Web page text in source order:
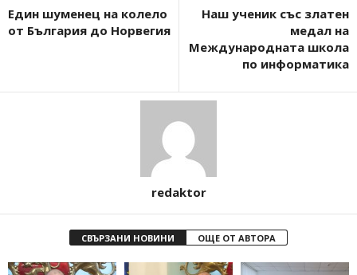
Един шуменец на колело
от България до Норвегия
Наш ученик със златен
медал на
Международната школа
по информатика
redaktor
СВЪРЗАНИ НОВИНИ ОЩЕ ОТ АВТОРА